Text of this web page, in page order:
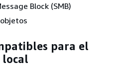
Block (SMB)
para el
local